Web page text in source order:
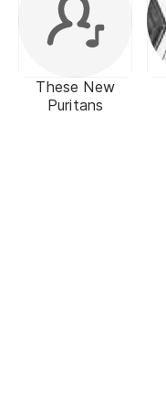
These New
Puritans